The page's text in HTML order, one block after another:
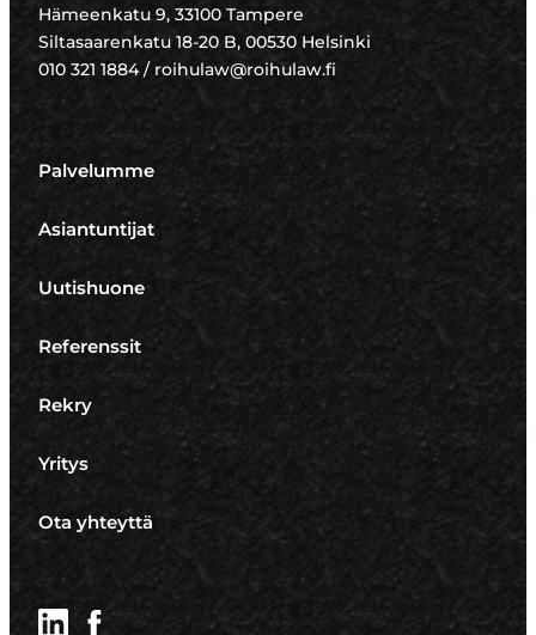
Hämeenkatu 9, 33100 Tampere
Siltasaarenkatu 18-20 B, 00530 Helsinki
010 321 1884 / roihulaw@roihulaw.fi
Palvelumme
Asiantuntijat
Uutishuone
Referenssit
Rekry
Yritys
Ota yhteyttä
LinkedInFacebook